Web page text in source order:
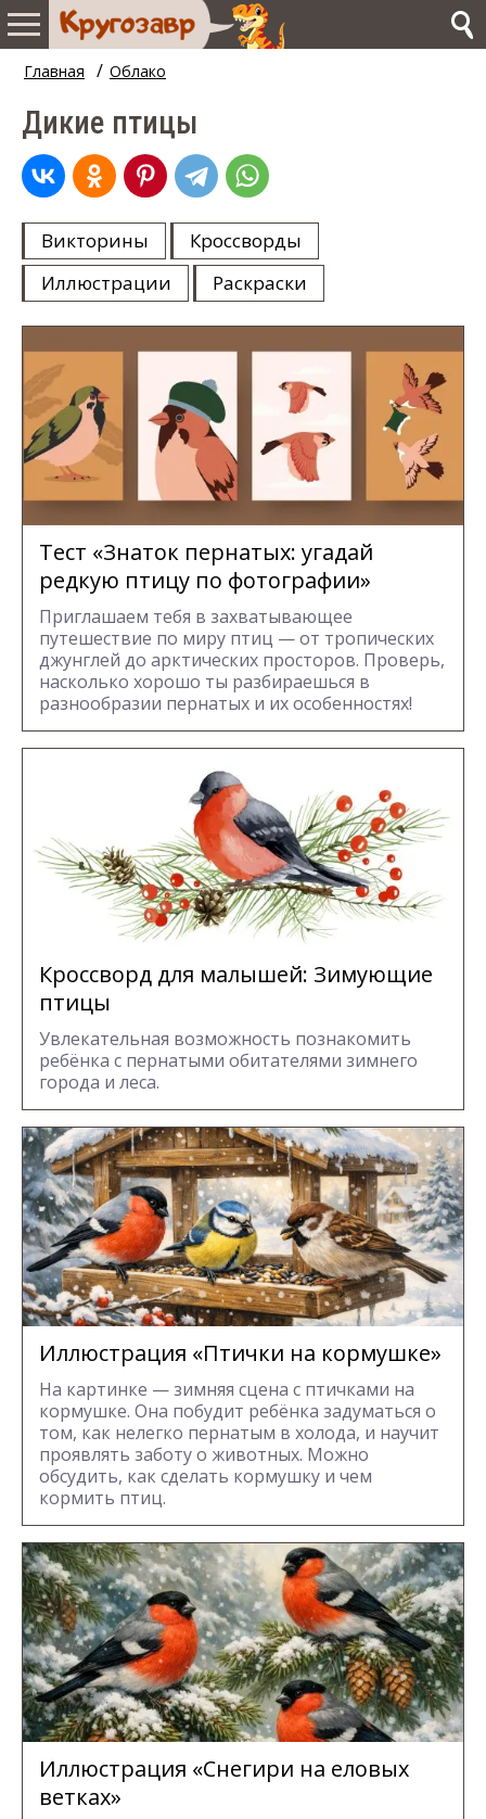
Главная / Облако
Дикие птицы
Викторины
Кроссворды
Иллюстрации
Раскраски
Тест «Знаток пернатых: угадай
редкую птицу по фотографии»
Приглашаем тебя в захватывающее
путешествие по миру птиц — от тропических
джунглей до арктических просторов. Проверь,
насколько хорошо ты разбираешься в
разнообразии пернатых и их особенностях!
Кроссворд для малышей: Зимующие
птицы
Увлекательная возможность познакомить
ребёнка с пернатыми обитателями зимнего
города и леса.
Иллюстрация «Птички на кормушке»
На картинке — зимняя сцена с птичками на
кормушке. Она побудит ребёнка задуматься о
том, как нелегко пернатым в холода, и научит
проявлять заботу о животных. Можно
обсудить, как сделать кормушку и чем
кормить птиц.
Иллюстрация «Снегири на еловых
ветках»